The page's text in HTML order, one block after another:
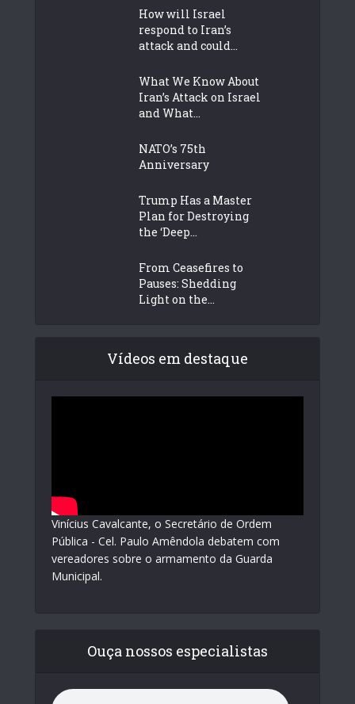
How will Israel
respond to Iran’s
attack and could...
What We Know About
Iran’s Attack on Israel
and What...
NATO’s 75th
Anniversary
Trump Has a Master
Plan for Destroying
the ‘Deep...
From Ceasefires to
Pauses: Shedding
Light on the...
Vídeos em destaque
Vinícius Cavalcante, o Secretário de Ordem
Pública - Cel. Paulo Amêndola debatem com
vereadores sobre o armamento da Guarda
Municipal.
Ouça nossos especialistas